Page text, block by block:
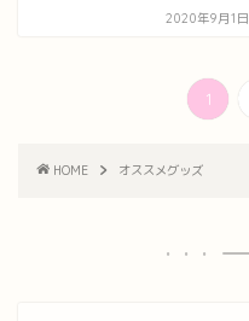
2020年9月1日
1
HOME オススメグッズ